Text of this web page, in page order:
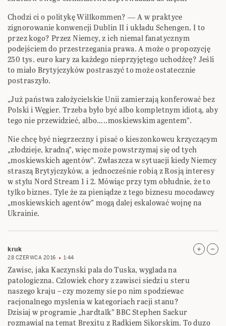
Chodzi ci o politykę Willkommen? ― A w praktyce
zignorowanie konwencji Dublin II i układu Schengen. I to
przez kogo? Przez Niemcy, z ich niemal fanatycznym
podejściem do przestrzegania prawa. A może o propozycję
250 tys. euro kary za każdego nieprzyjętego uchodźcę? Jeśli
to miało Brytyjczyków postraszyć to może ostatecznie
postraszyło.
„Już państwa założycielskie Unii zamierzają konferować bez
Polski i Węgier. Trzeba było być albo kompletnym idiotą, aby
tego nie przewidzieć, albo…..moskiewskim agentem”.
Nie chcę być niegrzeczny i pisać o kieszonkowcu krzyczącym
„złodzieje, kradną”, więc może powstrzymaj się od tych
„moskiewskich agentów”. Zwłaszcza w sytuacji kiedy Niemcy
straszą Brytyjczyków, a jednocześnie robią z Rosją interesy
w stylu Nord Stream 1 i 2. Mówiąc przy tym obłudnie, że to
tylko biznes. Tyle że za pieniądze z tego biznesu mocodawcy
„moskiewskich agentów” mogą dalej eskalować wojnę na
Ukrainie.
kruk
28 CZERWCA 2016 1:44
Zawisc, jaka Kaczynski pala do Tuska, wyglada na
patologiczna. Czlowiek chory z zawisci siedzi u steru
naszego kraju – czy mozemy sie po nim spodziewac
racjonalnego myslenia w kategoriach racji stanu?
Dzisiaj w programie „hardtalk” BBC Stephen Sackur
rozmawial na temat Brexitu z Radkiem Sikorskim. To duzo